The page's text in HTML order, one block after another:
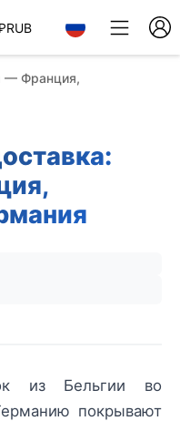
RUB
— Франция,
из Бельгии во
покрывают